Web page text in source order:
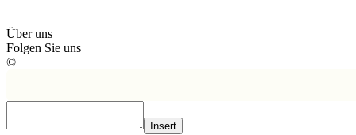
Über uns
Folgen Sie uns
©
Insert